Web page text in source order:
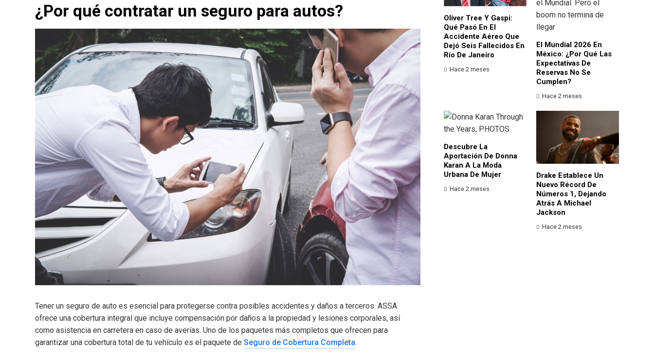
¿Por qué contratar un seguro para autos?
Tener un seguro de auto es esencial para protegerse contra posibles accidentes y daños a terceros. ASSA
ofrece una cobertura integral que incluye compensación por daños a la propiedad y lesiones corporales, así
como asistencia en carretera en caso de averías. Uno de los paquetes más completos que ofrecen para
garantizar una cobertura total de tu vehículo es el paquete de Seguro de Cobertura Completa.
Oliver Tree Y Gaspi:
Qué Pasó En El
Accidente Aéreo Que
Dejó Seis Fallecidos En
Río De Janeiro
Hace 2 meses
El Mundial 2026 En
México: ¿por Qué Las
Expectativas De
Reservas No Se
Cumplen?
Hace 2 meses
Descubre La
Aportación De Donna
Karan A La Moda
Urbana De Mujer
Hace 2 meses
Drake Establece Un
Nuevo Récord De
Números 1, Dejando
Atrás A Michael
Jackson
Hace 2 meses